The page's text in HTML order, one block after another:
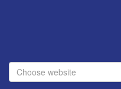
Choose website